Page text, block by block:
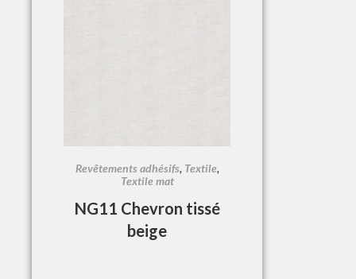
Revêtements adhésifs, Textile,
Textile mat
NG11 Chevron tissé
beige